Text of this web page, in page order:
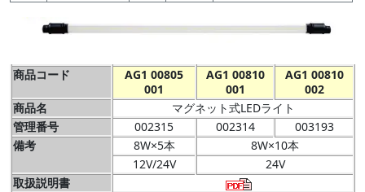
商品コード
AG1 00805
001
AG1 00810
001
AG1 00810
002
商品名
マグネット式LEDライト
管理番号
002315 002314
003193
備考
8W×5本
8W×10本
12V/24V
24V
取扱説明書